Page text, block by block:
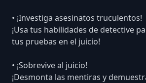
• ¡Investiga asesinatos truculentos!
¡Usa tus habilidades de detective
tus pruebas en el juicio!
• ¡Sobrevive al juicio!
¡Desmonta las mentiras y